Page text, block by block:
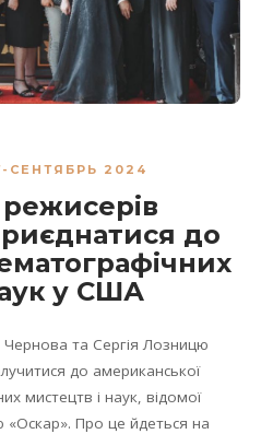
СЕНТЯБРЬ 2024
до
у США
Чернова та Сергія Лозницю
до американської
мистецтв і наук, відомої
Про це йдеться на